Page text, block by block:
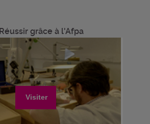
Réussir grâce à l'Afpa
Visiter